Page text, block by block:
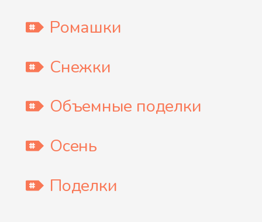
Ромашки
Снежки
Объемные поделки
Осень
Поделки